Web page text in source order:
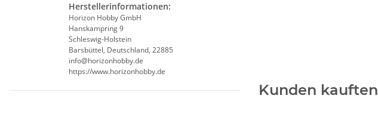
Herstellerinformationen:
Horizon Hobby GmbH
Hanskampring 9
Schleswig-Holstein
Barsbüttel, Deutschland, 22885
info@horizonhobby.de
https://www.horizonhobby.de
Kunden